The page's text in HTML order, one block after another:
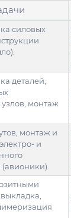
силовых
деталей,
монтаж
монтаж и
и